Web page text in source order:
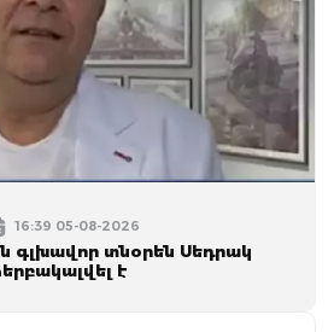
16:39 05-08-2026
գլխավոր տնօրեն Սեդրակ
է